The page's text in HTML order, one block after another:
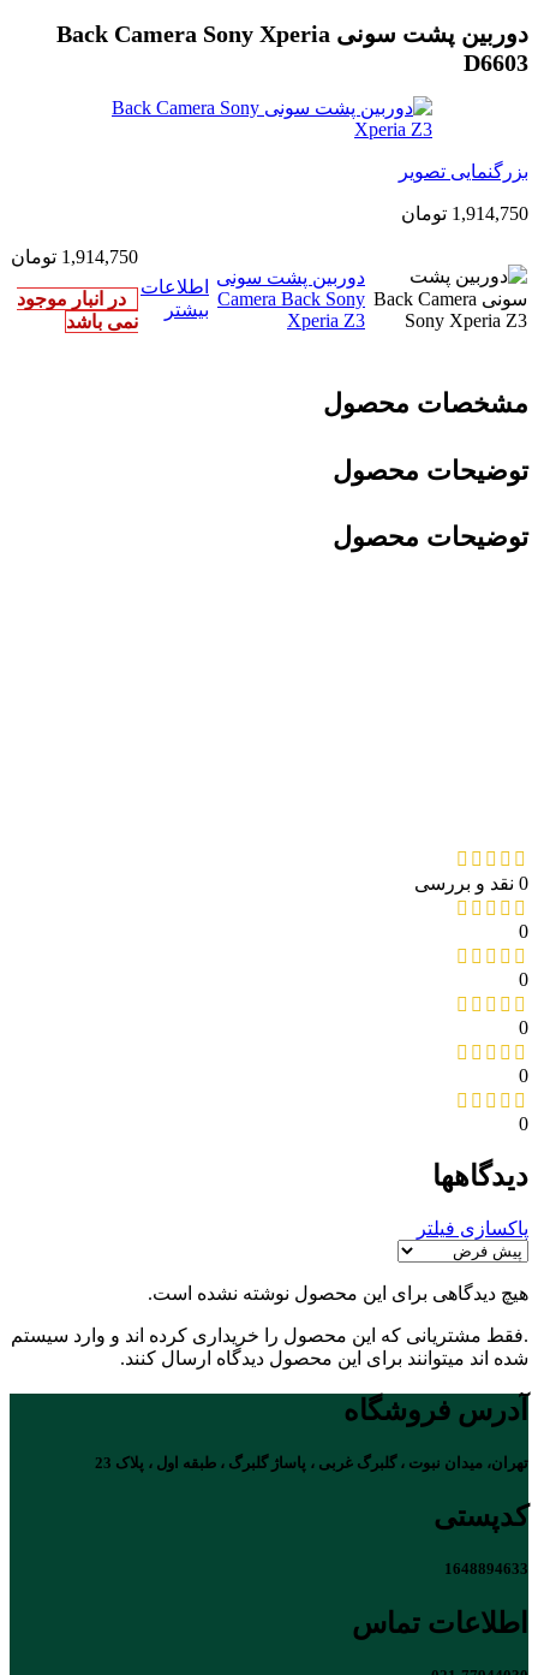
دوربین پشت سونی Back Camera Sony Xperia
D6603
بزرگنمایی تصویر
1,914,750 تومان
دوربین پشت سونی
Camera Back Sony
Xperia Z3
اطلاعات
بیشتر
1,914,750 تومان
در انبار موجود
نمی باشد
مشخصات محصول
توضیحات محصول
توضیحات محصول
0 نقد و بررسی
0
0
0
0
0
دیدگاهها
پاکسازی فیلتر
هیچ دیدگاهی برای این محصول نوشته نشده است.
.فقط مشتریانی که این محصول را خریداری کرده اند و وارد سیستم
شده اند میتوانند برای این محصول دیدگاه ارسال کنند.
آدرس فروشگاه
تهران، میدان نبوت ، گلبرگ غربی ، پاساژ گلبرگ ، طبقه اول ، پلاک 23
کدپستی
1648894633
اطلاعات تماس